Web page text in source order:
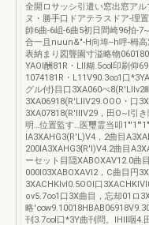
全開ロサッシ引遣い窓出窓ア
ヌ・勝手口ドアテラスドア-理
帥6曲-6岨-6曲5初日間崎96拍-
合一且nuun&"-H向埠--h呼-栂
表納まり図聾園寸溢略物
YAOI酬81R・LII糊.5∞l印刷仰
1074181R・L11V90.3∞1口
グル付}目口3XA060ぺ8(R'LlIv2
3XA06918(R'LlIV29.OOO・口
3XA07818(R'llIV29，田O~I引
明…位置監す…医璽霊当叩
IA3XAHG3(R'L)V4，2曲目
200IA3XAHG3{R'l)V4.2曲目
ーセット目隠XABOXAV12.0曲
000I03XABOXAVI2，C曲目円
3XACHKlvl0.5OOI口
ov5.7∞1口3X曲目，忘却01ロ
略
刊3.7∞l口*3Y曲刊問。IHII咽4.